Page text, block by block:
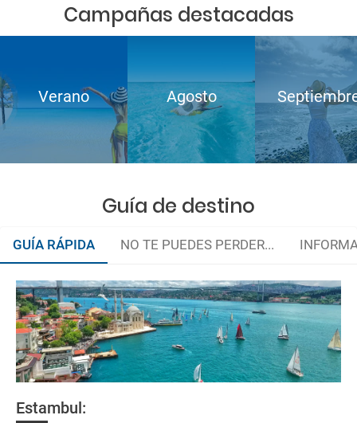
Campañas destacadas
Verano Agosto
Guía de destino
GUÍA RÁPIDA NO TE PUEDES PERDER...
Estambul:
Ölüdeniz, playas
Organiza tu viaje
¿Cómo llegar?
Teléfonos de interés
Documentación y aduanas
Embajadas y Consulados
La documentación de tu reserva te será enviada por mail en el
momento que el pago de la reserva esté realizado completamente.
Respecto a las tarjetas de embarque, casi todas las compañías aéreas
tienen ya todos sus billetes electrónicos por lo que podrás obtenerlas
in por su web.